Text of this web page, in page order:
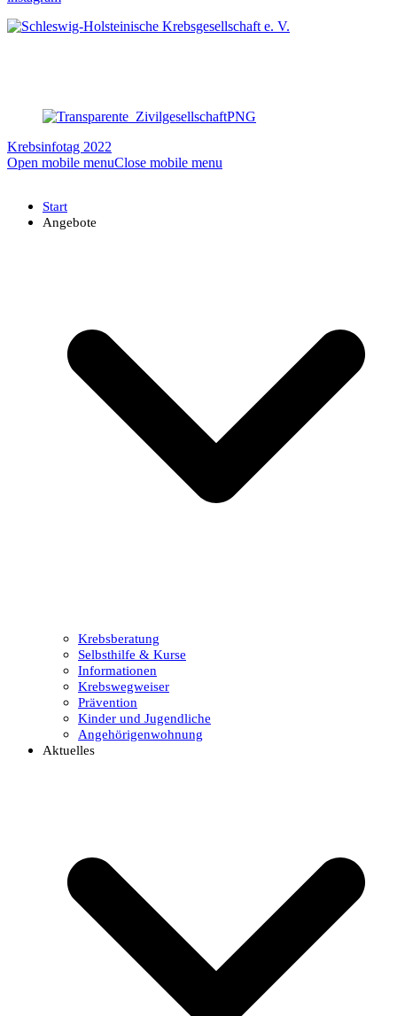
Krebsinfotag 2022
Open mobile menuClose mobile menu
Start
Angebote
Krebsberatung
Selbsthilfe & Kurse
Informationen
Krebswegweiser
Prävention
Kinder und Jugendliche
Angehörigenwohnung
Aktuelles